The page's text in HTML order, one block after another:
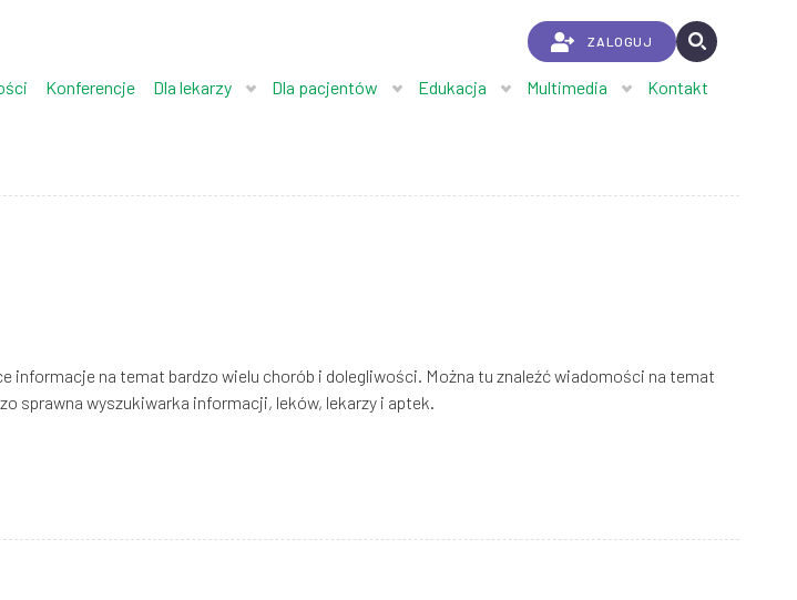
ZALOGUJ
Konferencje Dla lekarzy Dla pacjentów Edukacja Multimedia Kontakt
informacje na temat bardzo wielu chorób i dolegliwości. Można tu znaleźć wiadomości na temat
sprawna wyszukiwarka informacji, leków, lekarzy i aptek.